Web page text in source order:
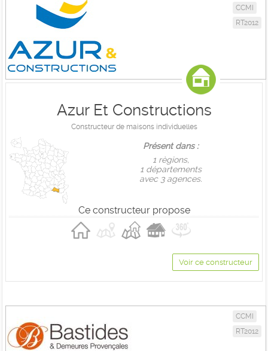
CCMI
RT2012
Azur Et Constructions
Constructeur de maisons individuelles
Présent dans :
1 règions,
1 départements
avec 3 agences.
Ce constructeur propose
Voir ce constructeur
CCMI
RT2012